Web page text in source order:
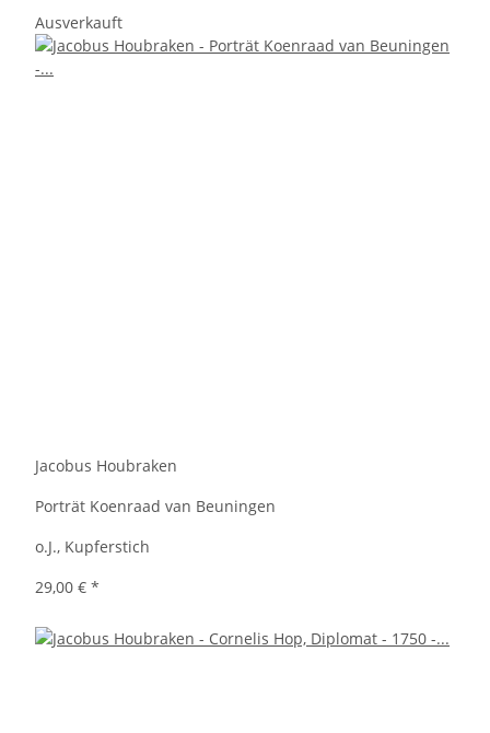
Ausverkauft
Jacobus Houbraken
Porträt Koenraad van Beuningen
o.J., Kupferstich
29,00 € *